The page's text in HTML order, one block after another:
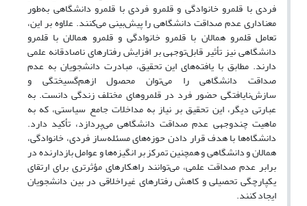
فردی با قلمرو خانوادگی و قلمرو فردی با قلمرو دانشگاهی به‌طور
معناداری عدم صداقت دانشگاهی را پیش‌بینی می‌کنند. علاوه بر این،
تعامل قلمرو همالان با قلمرو خانوادگی و قلمرو همالان با قلمرو
دانشگاهی نیز تأثیر قابل‌توجهی بر افزایش رفتارهای ناصادقانه علمی
دارند. مطابق با یافته‌های این تحقیق، مبادرت دانشجویان به عدم
صداقت دانشگاهی را می‌توان محصول ازهم‌گسیختگی و
سازش‌نایافتگی حضور فرد در قلمروهای مختلف زندگی دانست. به
عبارتی دیگر، این تحقیق بر نیاز به مداخلات جامع سیاستی، که به
ماهیت چندوجهی عدم صداقت دانشگاهی می‌پردازد، تأکید دارد.
دانشگاه‌ها با هدف قرار دادن حوزه‌های مسئله‌ساز فردی، خانوادگی،
همالان و دانشگاهی و همچنین تمرکز بر انگیزه‌ها و عوامل بازدارنده در
برابر عدم صداقت علمی، می‌توانند راهکارهای مؤثرتری برای ارتقای
یکپارچگی تحصیلی و کاهش رفتارهای غیراخلاقی در بین دانشجویان
ایجاد کنند.